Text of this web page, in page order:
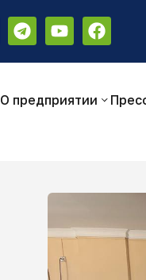
Аа
О предприятии